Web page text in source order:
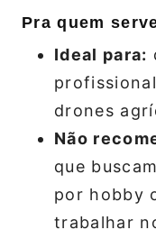
Pra quem
Ideal para:
drones
Não
que
por hobby
trabalhar